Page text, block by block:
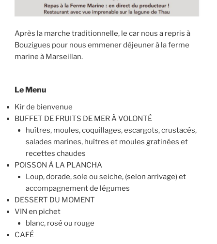
Après la marche traditionnelle, le car nous a repris à
Bouzigues pour nous emmener déjeuner à la ferme
marine à Marseillan.
Le Menu
Kir de bienvenue
BUFFET DE FRUITS DE MER À VOLONTÉ
huîtres, moules, coquillages, escargots, crustacés,
salades marines, huîtres et moules gratinées et
recettes chaudes
POISSON À LA PLANCHA
Loup, dorade, sole ou seiche, (selon arrivage) et
accompagnement de légumes
DESSERT DU MOMENT
VIN en pichet
blanc, rosé ou rouge
CAFÉ